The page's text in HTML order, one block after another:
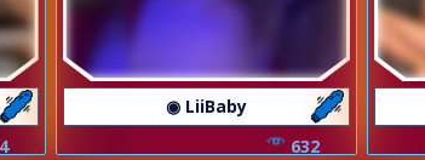
◉ LiiBaby
632